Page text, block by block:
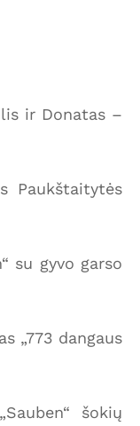
ir Donatas –
Paukštaitytės
su gyvo garso
„773 dangaus
šokių